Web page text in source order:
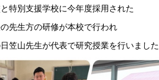
特別支援学校に今年度採用された
先生方の研修が本校で行われ
笠山先生が代表で研究授業を行いました